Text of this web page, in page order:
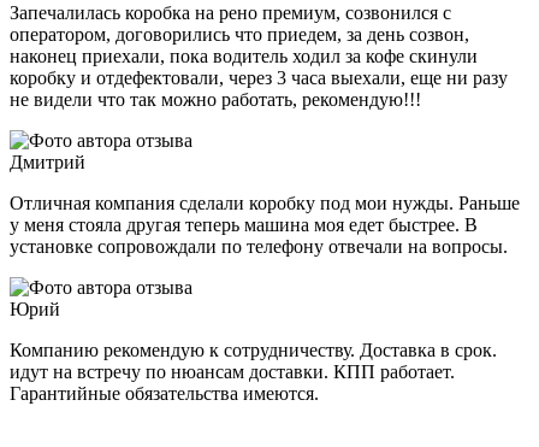
Запечалилась коробка на рено премиум, созвонился с
оператором, договорились что приедем, за день созвон,
наконец приехали, пока водитель ходил за кофе скинули
коробку и отдефектовали, через 3 часа выехали, еще ни разу
не видели что так можно работать, рекомендую!!!
Дмитрий
Отличная компания сделали коробку под мои нужды. Раньше
у меня стояла другая теперь машина моя едет быстрее. В
установке сопровождали по телефону отвечали на вопросы.
Юрий
Компанию рекомендую к сотрудничеству. Доставка в срок.
идут на встречу по нюансам доставки. КПП работает.
Гарантийные обязательства имеются.